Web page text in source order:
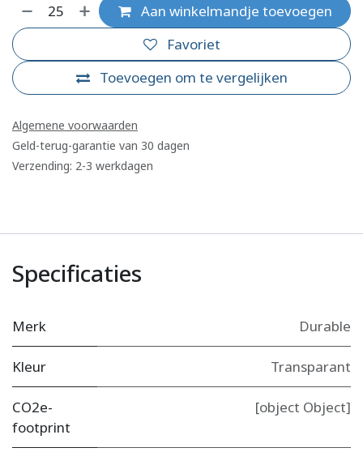
Aan winkelmandje toevoegen
Toevoegen om te vergelijken
Favoriet
Algemene voorwaarden
Geld-terug-garantie van 30 dagen
Verzending: 2-3 werkdagen
Specificaties
Merk Durable
Kleur Transparant
CO2e-
footprint
[object Object]